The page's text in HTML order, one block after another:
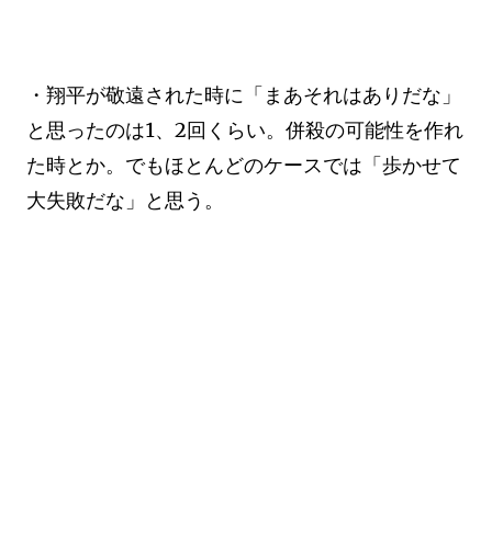
・翔平が敬遠された時に「まあそれはありだな」
と思ったのは1、2回くらい。併殺の可能性を作れ
た時とか。でもほとんどのケースでは「歩かせて
大失敗だな」と思う。